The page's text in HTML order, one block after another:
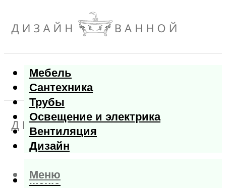
Мебель
Сантехника
Трубы
Освещение и электрика
Вентиляция
Дизайн
Меню
Меню